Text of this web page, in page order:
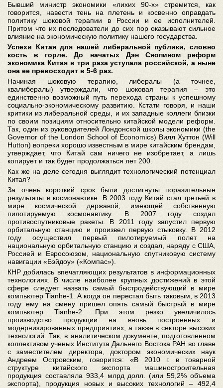
Бывший министр экономики «лихих 90-х» стремится, как
говорится, навести тень на плетень и косвенно оправдать
политику шоковой терапии в России и ее исполнителей.
Притом что их последователи до сих пор оказывают сильное
влияние на экономическую политику нашего государства.
Успехи Китая для нашей либеральной публики, словно
кость в горле. До начатых Дэн Сяопином реформ
экономика Китая в три раза уступала российской, а ныне
она ее превосходит в 5-6 раз.
Начиная шоковую терапию, либералы (а точнее,
квалибералы) утверждали, что шоковая терапия – это
единственно возможный путь перехода страны к успешному
социально-экономическому развитию. Кстати говоря, и наши
критики из либеральной среды, и их западные коллеги близки
по своим позициям относительно китайской модели реформ.
Так, один из руководителей Лондонской школы экономики (the
Governor of the London School of Economics) Вилл Хуттон (Will
Hutton) вопреки хорошо известным в мире китайским брендам,
утверждает, что Китай сам ничего не изобретает, а лишь
копирует и так будет продолжаться лет 200.
Как же на деле сегодня выглядит технологический потенциал
Китая?
За очень короткий срок были достигнуты поразительные
результаты в космонавтике. В 2003 году Китай стал третьей в
мире космической державой, имеющей собственную
пилотируемую космонавтику. В 2007 году создал
противоспутниковые ракеты. В 2011 году запустил первую
орбитальную станцию и произвел первую стыковку. В 2012
году осуществил первый пилотируемый полет на
национальную орбитальную станцию и создал, наряду с США,
Россией и Евросоюзом, национальную спутниковую систему
навигации «Бэйдоу» («Компас»).
КНР добилась впечатляющих результатов в информационных
технологиях. В числе наиболее крупных достижений в этой
сфере следует назвать самый быстродействующий в мире
компьютер Tianhe-1. А когда он перестал быть таковым, в 2013
году ему на смену пришел опять самый быстрый в мире
компьютер Tianhe-2. При этом резко увеличилось
производство продукции на вновь построенных и
модернизированных предприятиях, а также в секторе высоких
технологий. Так, в аналитическом документе, подготовленном
коллективом ученых Института Дальнего Востока РАН во главе
с заместителем директора, доктором экономических наук
Андреем Островским, говорится: «В 2010 г. в товарной
структуре китайского экспорта машиностроительная
продукция составляла 933,4 млрд долл. (или 59,2% объема
экспорта), продукция новых и высоких технологий – 492,4